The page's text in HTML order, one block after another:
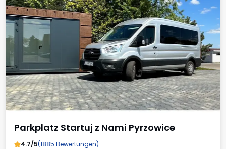
Parkplatz Startuj z Nami Pyrzowice
4.7/5(1885 Bewertungen)